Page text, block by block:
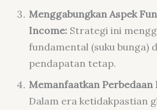
Menggabungkan Aspek
Income: Strategi ini
fundamental (suku bunga)
pendapatan tetap.
Memanfaatkan
Dalam era ketidakpastian